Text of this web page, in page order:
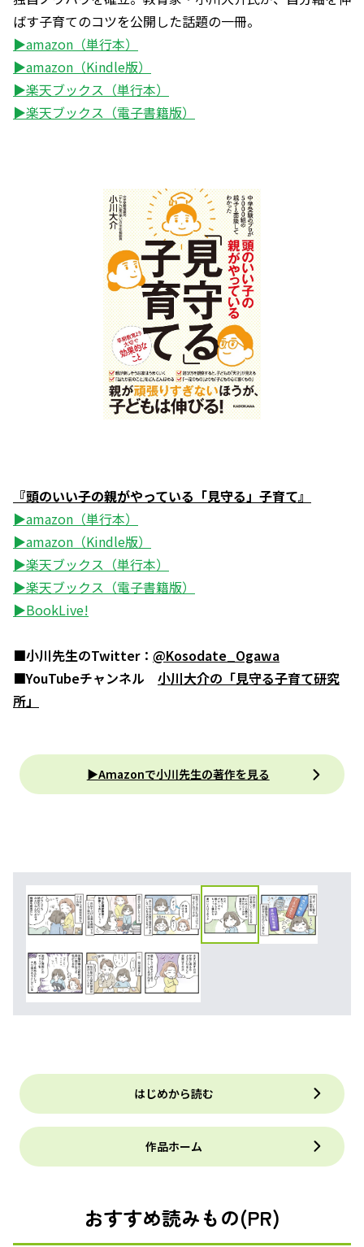
ばす子育てのコツを公開した話題の一冊。
▶amazon（単行本）
▶amazon（Kindle版）
▶楽天ブックス（単行本）
▶楽天ブックス（電子書籍版）
『頭のいい子の親がやっている「見守る」子育て』
▶amazon（単行本）
▶amazon（Kindle版）
▶楽天ブックス（単行本）
▶楽天ブックス（電子書籍版）
▶BookLive!
■小川先生のTwitter： @Kosodate_Ogawa
■YouTubeチャンネル 小川大介の「見守る子育て研究
所」
▶Amazonで小川先生の著作を見る
はじめから読む
作品ホーム
おすすめ読みもの(PR)